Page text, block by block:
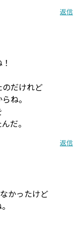
返信
だけれど
ね。
だ。
返信
かったけど